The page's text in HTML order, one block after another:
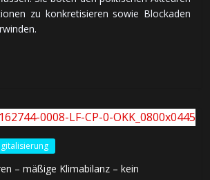
zu kon­kre­ti­sie­ren sowie Blocka­den
– mäßige Klimabilanz – kein